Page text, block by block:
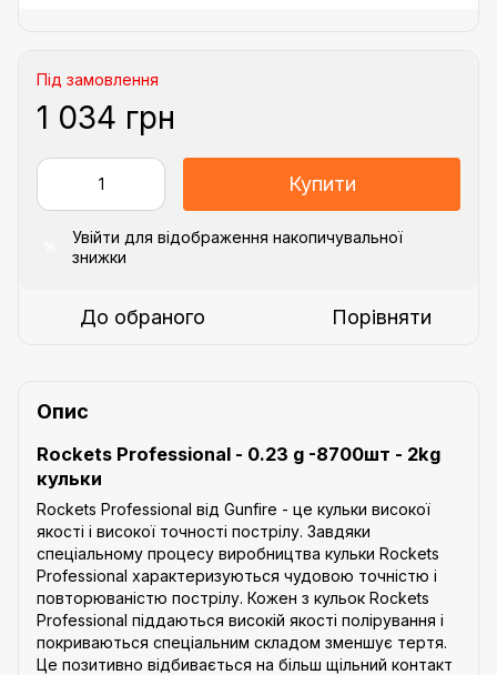
Під замовлення
1 034 грн
Купити
Увійти для відображення накопичувальної
знижки
До обраного Порівняти
Опис
Rockets Professional - 0.23 g -8700шт - 2kg
кульки
Rockets Professional від Gunfire - це кульки високої
якості і високої точності пострілу. Завдяки
спеціальному процесу виробництва кульки Rockets
Professional характеризуються чудовою точністю і
повторюваністю пострілу. Кожен з кульок Rockets
Professional піддаються високій якості полірування і
покриваються спеціальним складом зменшує тертя.
Це позитивно відбивається на більш щільний контакт